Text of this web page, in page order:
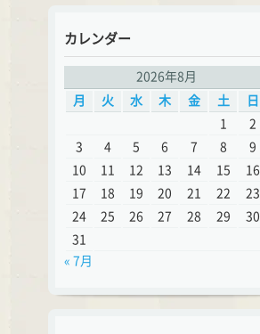
カレンダー
2026年8月
月
火 水 木 金 土
日
1
2
3
4 5 6 7 8
9
10
11 12 13 14 15
16
17
18 19 20 21 22
23
24
25 26 27 28 29
30
31
« 7月